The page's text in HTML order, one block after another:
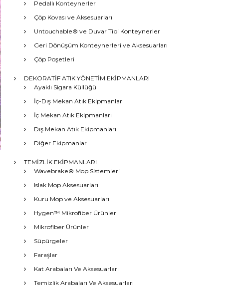
Pedallı Konteynerler
Çöp Kovası ve Aksesuarları
Untouchable® ve Duvar Tipi Konteynerler
Geri Dönüşüm Konteynerleri ve Aksesuarları
Çöp Poşetleri
DEKORATİF ATIK YÖNETİM EKİPMANLARI
Ayaklı Sigara Küllüğü
İç-Dış Mekan Atık Ekipmanları
İç Mekan Atık Ekipmanları
Dış Mekan Atık Ekipmanları
Diğer Ekipmanlar
TEMİZLİK EKİPMANLARI
Wavebrake® Mop Sistemleri
Islak Mop Aksesuarları
Kuru Mop ve Aksesuarları
Hygen™ Mikrofiber Ürünler
Mikrofiber Ürünler
Süpürgeler
Faraşlar
Kat Arabaları Ve Aksesuarları
Temizlik Arabaları Ve Aksesuarları